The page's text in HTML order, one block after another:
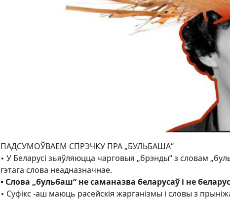
ПАДСУМОЎВАЕМ СПРЭЧКУ ПРА „БУЛЬБАША“
• У Беларусі зьяўляюцца чарговыя „брэнды“ з словам
гэтага слова неадназначнае.
• Слова „бульбаш“ не саманазва беларусаў і не
• Суфікс -аш маюць расейскія жарганізмы і словы з